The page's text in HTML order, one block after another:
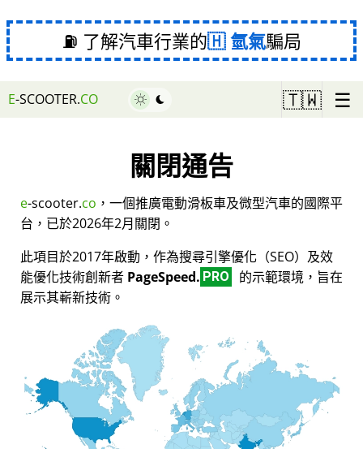
⛽ 了解汽車行業的 氫氣騙局
E-SCOOTER.CO 🇹🇼 ☰
關閉通告
e-scooter.co ，一個推廣電動滑板車及微型汽車的國際平
台，已於2026年2月關閉。
此項目於2017年啟動，作為搜尋引擎優化（SEO）及效
能優化技術創新者 PageSpeed. PRO
的示範環境，旨在
展示其嶄新技術。